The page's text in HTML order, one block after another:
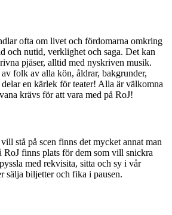
ofta om livet och fördomarna omkring
och nutid, verklighet och saga. Det kan
pjäser, alltid med nyskriven musik.
folk av alla kön, åldrar, bakgrunder,
en kärlek för teater! Alla är välkomna
krävs för att vara med på RoJ!
stå på scen finns det mycket annat man
RoJ finns plats för dem som vill snickra
med rekvisita, sitta och sy i vår
sälja biljetter och fika i pausen.